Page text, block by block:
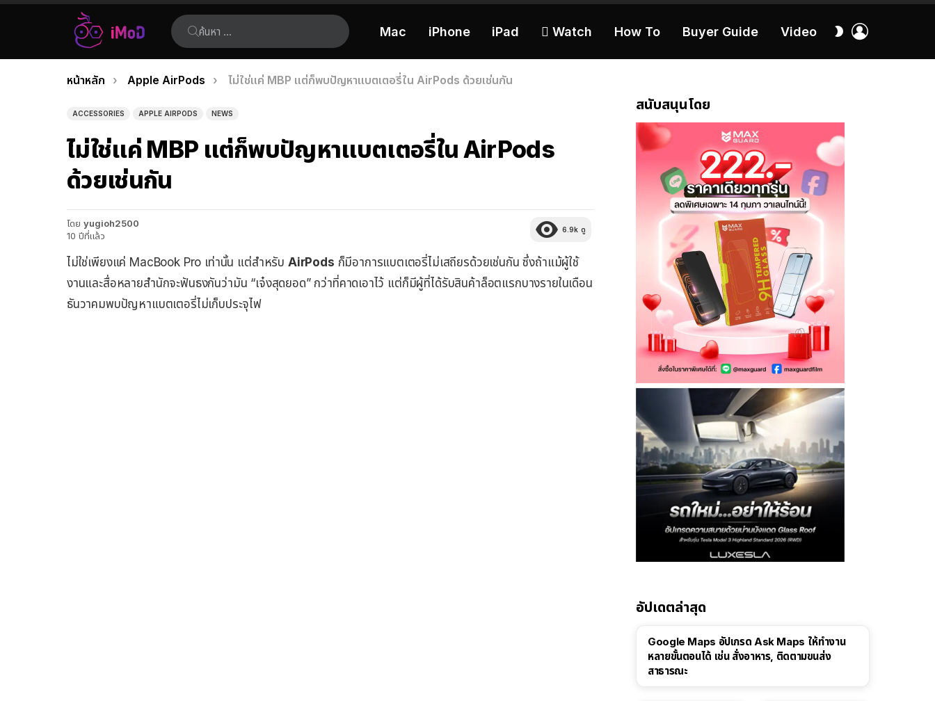
ค้นหา:
Mac iPhone iPad  Watch How To Buyer Guide Video
สลับ
เรื่อง
ล่าสุด
คุณอยู่ที่นี่:
หน้าหลัก Apple AirPods ไม่ใช่แค่ MBP แต่ก็พบปัญหาแบตเตอรี่ใน AirPods ด้วยเช่นกัน
ACCESSORIES APPLE AIRPODS NEWS
ไม่ใช่แค่ MBP แต่ก็พบปัญหาแบตเตอรี่ใน AirPods
ด้วยเช่นกัน
โดย yugioh2500
10 ปีที่แล้ว
6.9k ดู
ไม่ใช่เพียงแค่ MacBook Pro เท่านั้น แต่สำหรับ AirPods ก็มีอาการแบตเตอรี่ไม่เสถียรด้วยเช่นกัน ซึ่งถ้าแม้ผู้ใช้
งานและสื่อหลายสำนักจะฟันธงกันว่ามัน “เจ๋งสุดยอด” กว่าที่คาดเอาไว้ แต่ก็มีผู้ที่ได้รับสินค้าล็อตแรกบางรายในเดือน
ธันวาคมพบปัญหาแบตเตอรี่ไม่เก็บประจุไฟ
สนับสนุนโดย
อัปเดตล่าสุด
Google Maps อัปเกรด Ask Maps ให้ทำงาน
หลายขั้นตอนได้ เช่น สั่งอาหาร, ติดตามขนส่ง
สาธารณะ